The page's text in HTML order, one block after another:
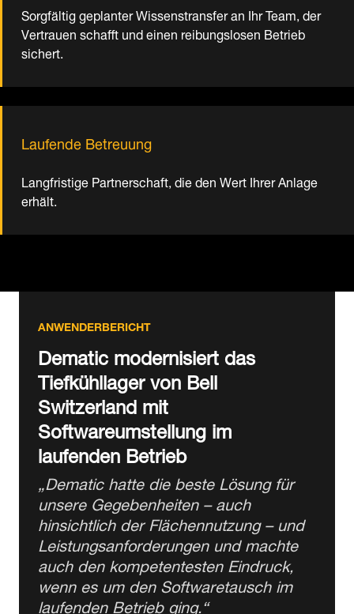
Sorgfältig geplanter Wissenstransfer an Ihr Team, der
Vertrauen schafft und einen reibungslosen Betrieb
sichert.
Laufende Betreuung
Langfristige Partnerschaft, die den Wert Ihrer Anlage
erhält.
ANWENDERBERICHT
Dematic modernisiert das
Tiefkühllager von Bell
Switzerland mit
Softwareumstellung im
laufenden Betrieb
„Dematic hatte die beste Lösung für
unsere Gegebenheiten – auch
hinsichtlich der Flächennutzung – und
Leistungsanforderungen und machte
auch den kompetentesten Eindruck,
wenn es um den Softwaretausch im
laufenden Betrieb ging.“